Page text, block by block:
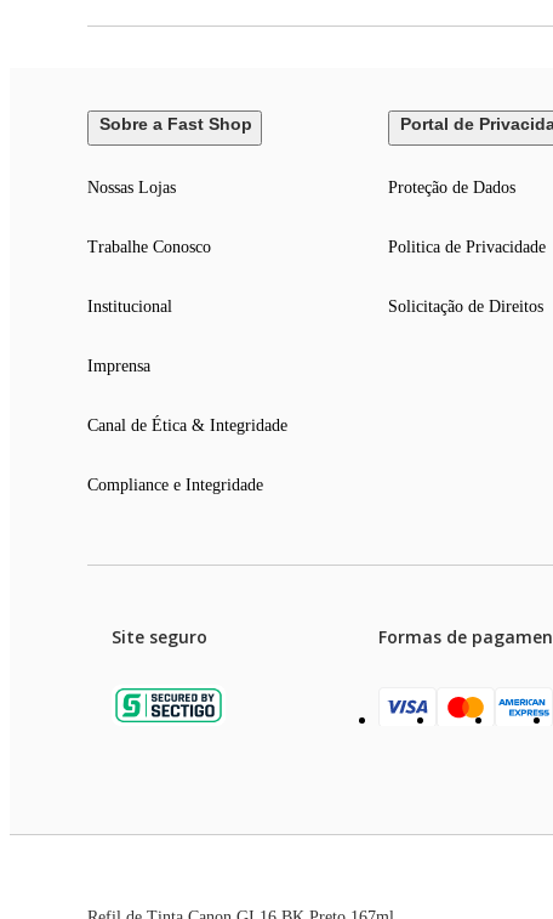
Sobre a Fast Shop
Nossas Lojas
Trabalhe Conosco
Institucional
Imprensa
Canal de Ética & Integridade
Compliance e Integridade
Portal de
Proteção de Dados
Politica de Privacidade
Solicitação de Direitos
Site seguro Formas de
Preços e condições de